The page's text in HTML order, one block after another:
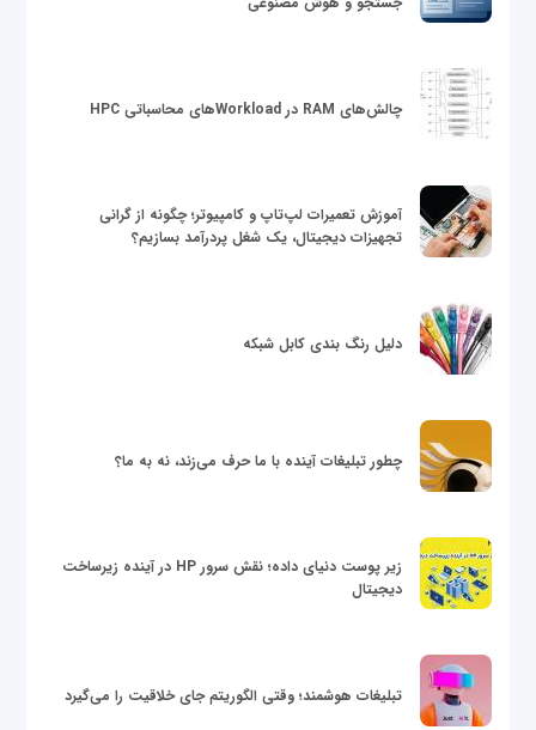
چالش‌های RAM در Workloadهای محاسباتی HPC
آموزش تعمیرات لپ‌تاپ و کامپیوتر؛ چگونه از گرانی
تجهیزات دیجیتال، یک شغل پردرآمد بسازیم؟
دلیل رنگ بندی کابل شبکه
چطور تبلیغات آینده با ما حرف می‌زند، نه به ما؟
زیر پوست دنیای داده؛ نقش سرور HP در آینده زیرساخت
دیجیتال
تبلیغات هوشمند؛ وقتی الگوریتم جای خلاقیت را می‌گیرد